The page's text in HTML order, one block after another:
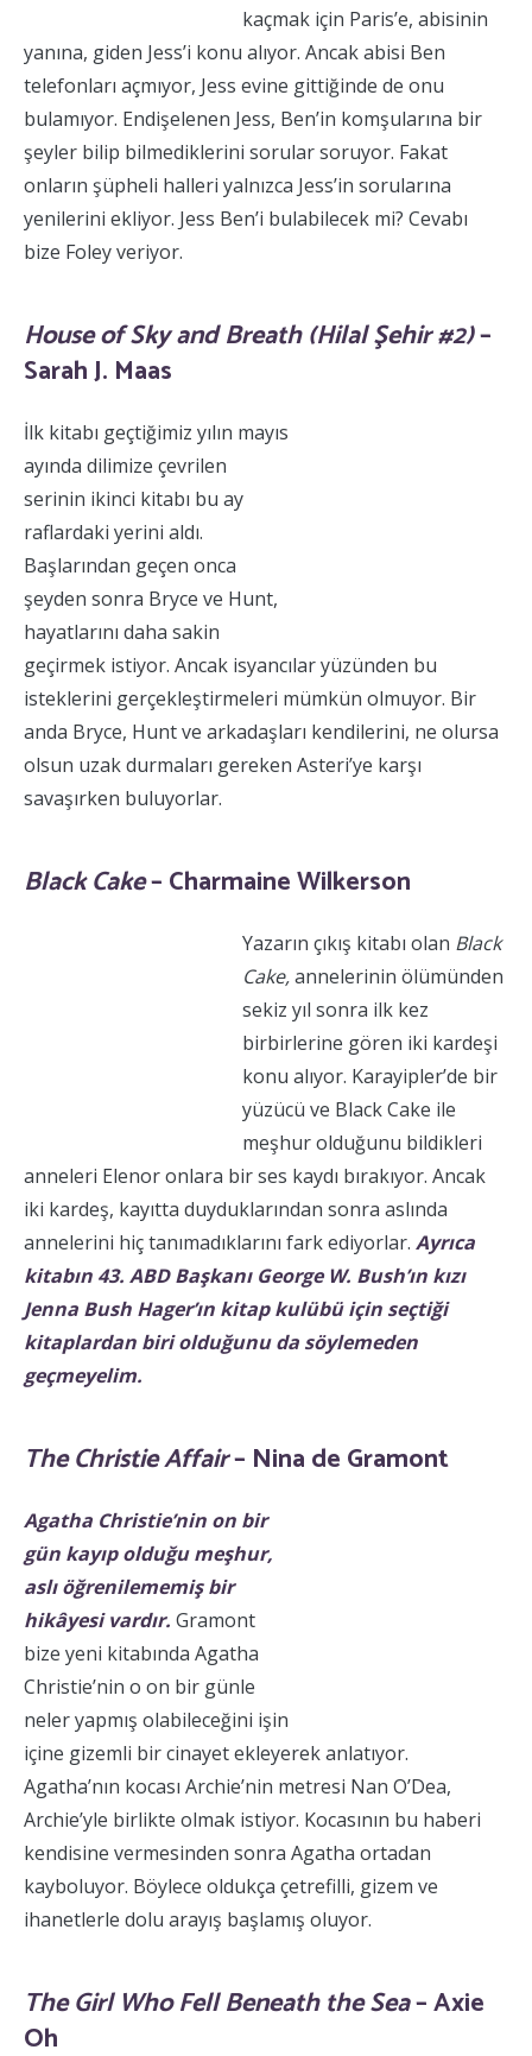
kaçmak için Paris’e, abisinin
yanına, giden Jess’i konu alıyor. Ancak abisi Ben
telefonları açmıyor, Jess evine gittiğinde de onu
bulamıyor. Endişelenen Jess, Ben’in komşularına bir
şeyler bilip bilmediklerini sorular soruyor. Fakat
onların şüpheli halleri yalnızca Jess’in sorularına
yenilerini ekliyor. Jess Ben’i bulabilecek mi? Cevabı
bize Foley veriyor.
House of Sky and Breath (Hilal Şehir #2)–
Sarah J. Maas
İlk kitabı geçtiğimiz yılın mayıs
ayında dilimize çevrilen
serinin ikinci kitabı bu ay
raflardaki yerini aldı.
Başlarından geçen onca
şeyden sonra Bryce ve Hunt,
hayatlarını daha sakin
geçirmek istiyor. Ancak isyancılar yüzünden bu
isteklerini gerçekleştirmeleri mümkün olmuyor. Bir
anda Bryce, Hunt ve arkadaşları kendilerini, ne olursa
olsun uzak durmaları gereken Asteri’ye karşı
savaşırken buluyorlar.
Black Cake– Charmaine Wilkerson
Yazarın çıkış kitabı olan Black
Cake,annelerinin ölümünden
sekiz yıl sonra ilk kez
birbirlerine gören iki kardeşi
konu alıyor. Karayipler’de bir
yüzücü ve Black Cake ile
meşhur olduğunu bildikleri
anneleri Elenor onlara bir ses kaydı bırakıyor. Ancak
iki kardeş, kayıtta duyduklarından sonra aslında
annelerini hiç tanımadıklarını fark ediyorlar. Ayrıca
kitabın 43. ABD Başkanı George W. Bush’ın kızı
Jenna Bush Hager’ın kitap kulübü için seçtiği
kitaplardan biri olduğunu da söylemeden
geçmeyelim.
The Christie Affair– Nina de Gramont
Agatha Christie’nin on bir
gün kayıp olduğu meşhur,
aslı öğrenilememiş bir
hikâyesi vardır. Gramont
bize yeni kitabında Agatha
Christie’nin o on bir günle
neler yapmış olabileceğini işin
içine gizemli bir cinayet ekleyerek anlatıyor.
Agatha’nın kocası Archie’nin metresi Nan O’Dea,
Archie’yle birlikte olmak istiyor. Kocasının bu haberi
kendisine vermesinden sonra Agatha ortadan
kayboluyor. Böylece oldukça çetrefilli, gizem ve
ihanetlerle dolu arayış başlamış oluyor.
The Girl Who Fell Beneath the Sea– Axie
Oh